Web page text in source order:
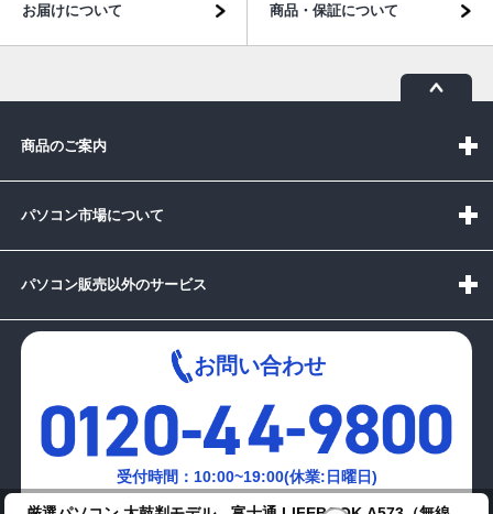
お届けについて 商品・保証について
商品のご案内
パソコン市場について
パソコン販売以外のサービス
お問い合わせ
受付時間：10:00~19:00(休業:日曜日)